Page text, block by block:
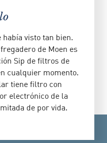
visto tan bien.
de Moen es
Sip de filtros de
cualquier momento.
tiene filtro con
electrónico de la
de por vida.